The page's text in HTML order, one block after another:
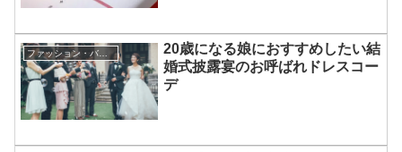
ファッション・バッグ・靴・小物・ジュエリー・アクセサリー
20歳になる娘におすすめしたい結
婚式披露宴のお呼ばれドレスコー
デ